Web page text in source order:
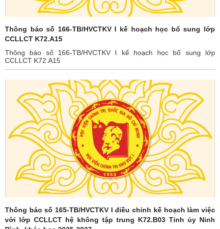
Thông báo số 166-TB/HVCTKV I kế hoạch học bổ sung lớp
CCLLCT K72.A15
Thông báo số 166-TB/HVCTKV I kế hoạch học bổ sung lớp
CCLLCT K72.A15
Thông báo số 165-TB/HVCTKV I điều chỉnh kế hoạch làm việc
với lớp CCLLCT hệ không tập trung K72.B03 Tỉnh ủy Ninh